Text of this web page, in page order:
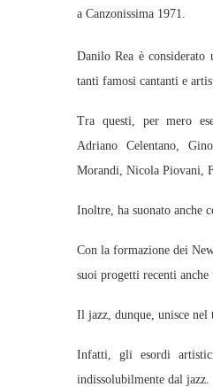
a Canzonissima 1971.
Danilo Rea è
tanti famosi cantanti e
Tra questi, per mero
Adriano Celentano,
Morandi, Nicola Piovani,
Inoltre, ha suonato anche
Con la formazione dei
suoi progetti recenti
Il jazz, dunque, unisce
Infatti, gli esordi
indissolubilmente dal jazz.